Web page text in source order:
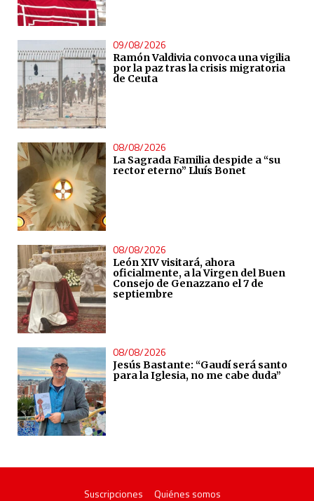
09/08/2026
Ramón Valdivia convoca una vigilia
por la paz tras la crisis migratoria
de Ceuta
08/08/2026
La Sagrada Familia despide a “su
rector eterno” Lluís Bonet
08/08/2026
León XIV visitará, ahora
oficialmente, a la Virgen del Buen
Consejo de Genazzano el 7 de
septiembre
08/08/2026
Jesús Bastante: “Gaudí será santo
para la Iglesia, no me cabe duda”
Suscripciones Quiénes somos